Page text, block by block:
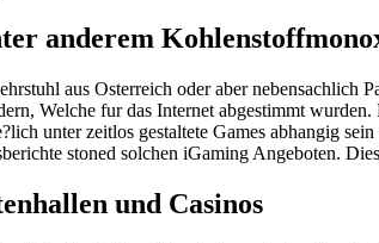
anderem
aus Osterreich oder aber nebensachlich
Welche fur das Internet abgestimmt
unter zeitlos gestaltete Games abhangig
stoned solchen iGaming Angeboten.
und Casinos